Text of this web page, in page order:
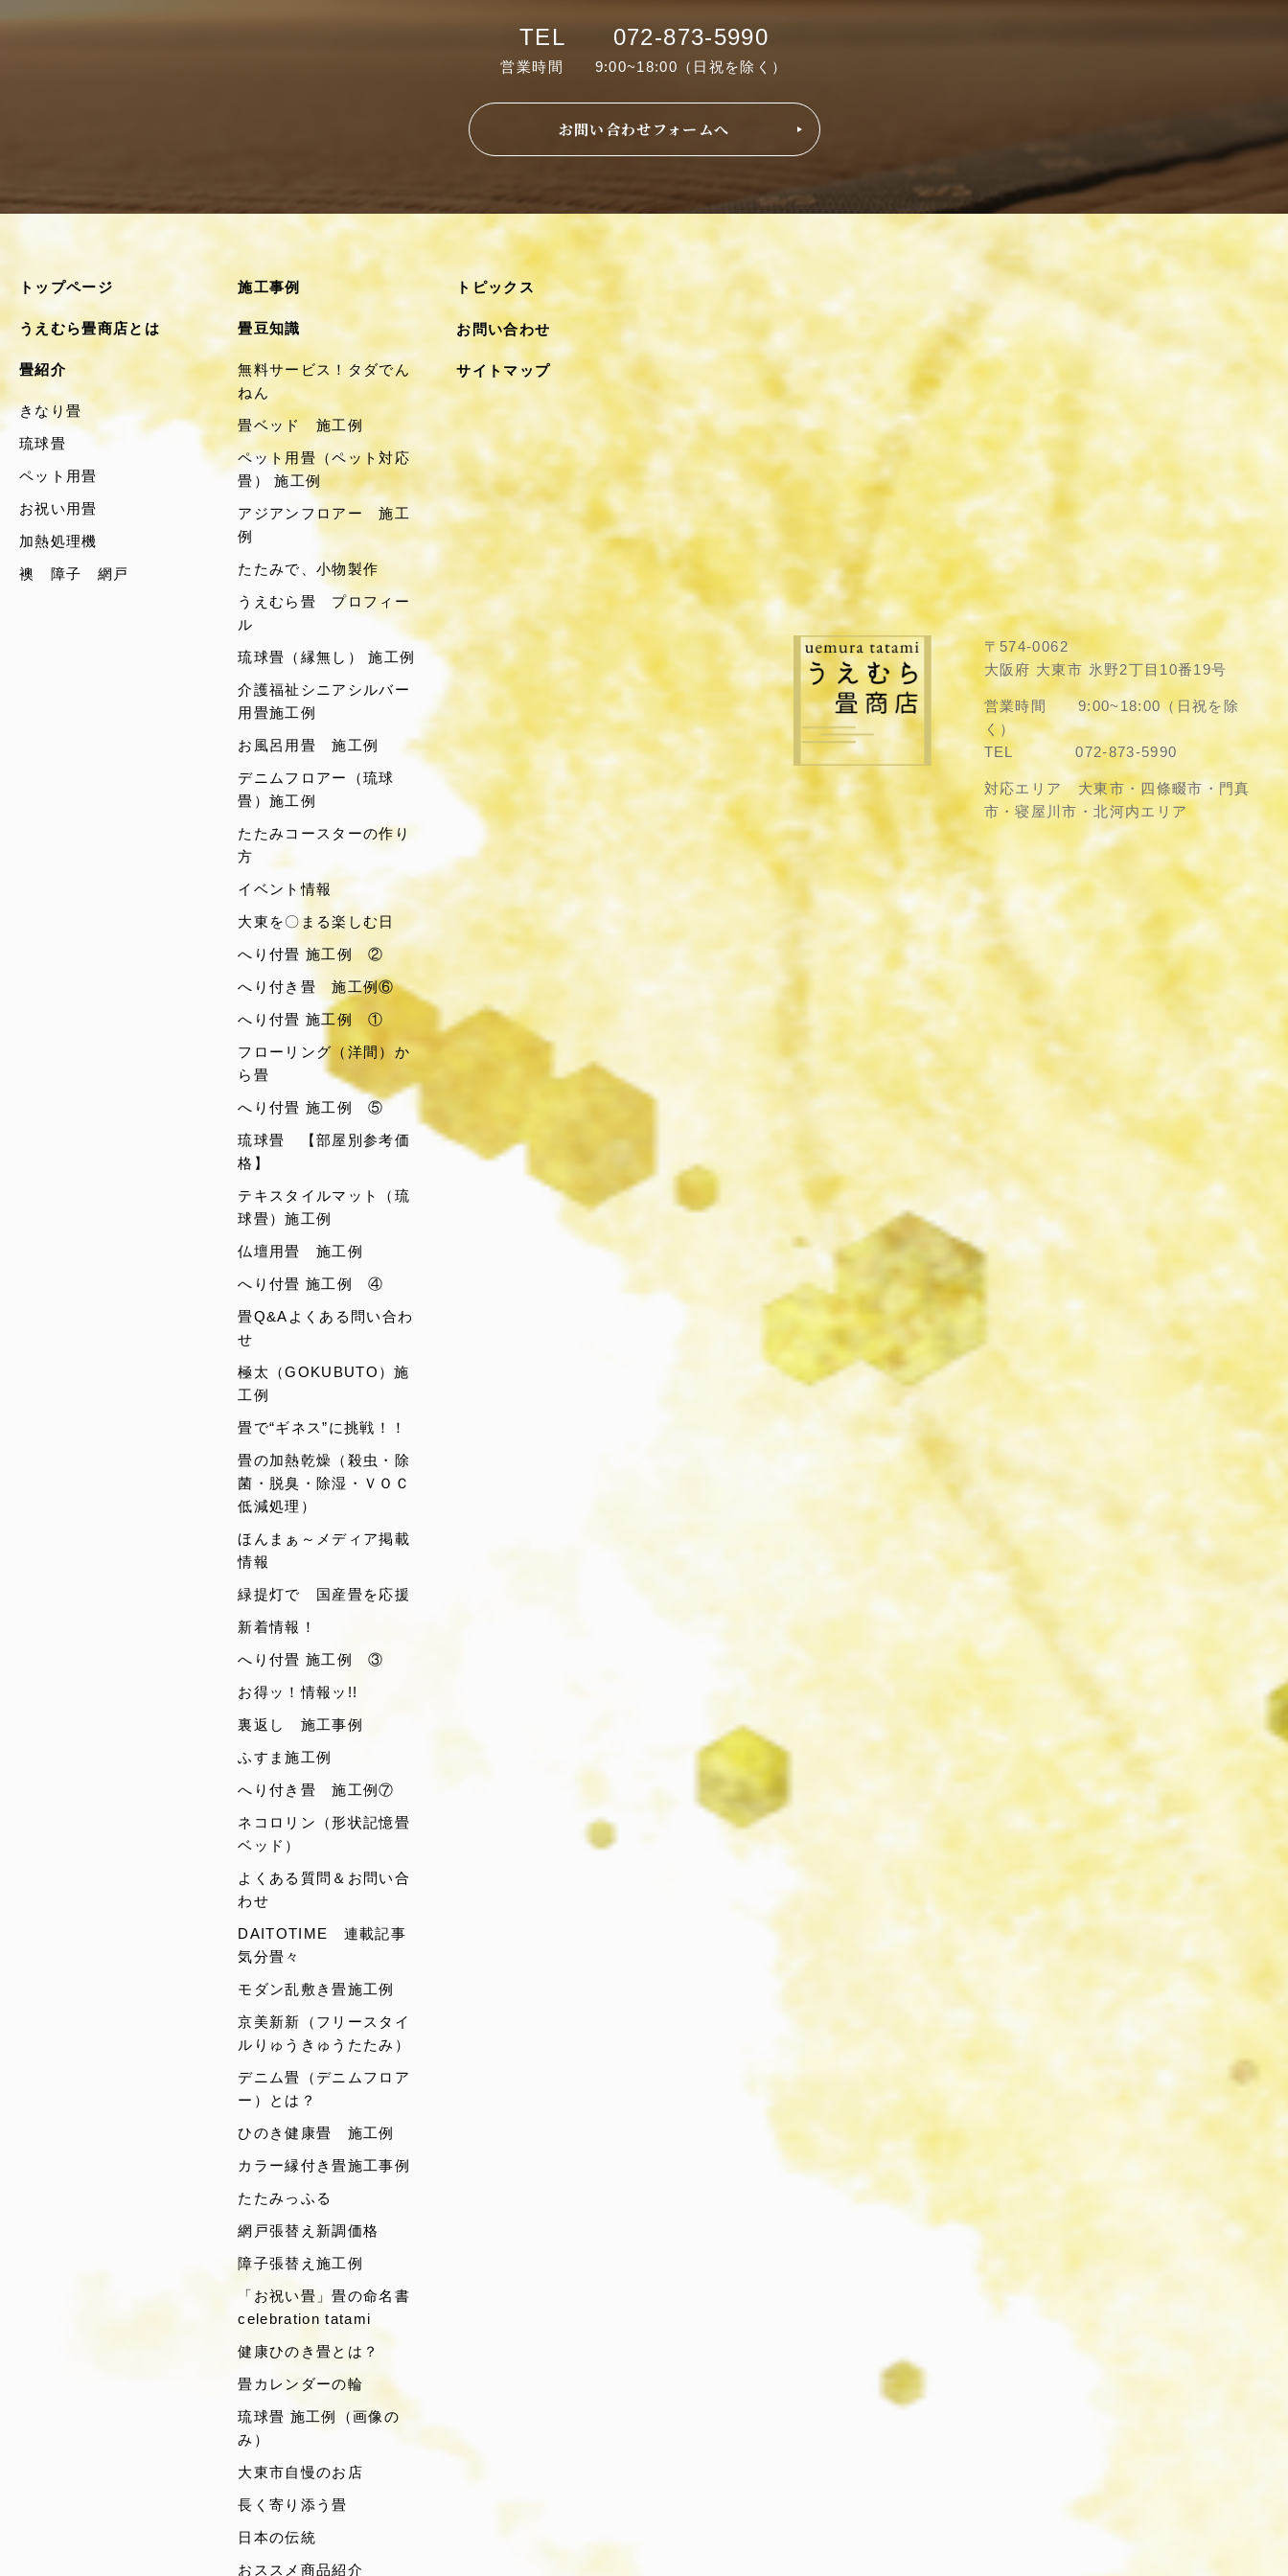
TEL 072-873-5990
営業時間 9:00~18:00（日祝を除く）
お問い合わせフォームへ
トップページ
うえむら畳商店とは
畳紹介
きなり畳
琉球畳
ペット用畳
お祝い用畳
加熱処理機
襖 障子 網戸
施工事例
畳豆知識
無料サービス！タダでん
ねん
畳ベッド 施工例
ペット用畳（ペット対応
畳） 施工例
アジアンフロアー 施工
例
たたみで、小物製作
うえむら畳 プロフィー
ル
琉球畳（縁無し） 施工例
介護福祉シニアシルバー
用畳施工例
お風呂用畳 施工例
デニムフロアー（琉球
畳）施工例
たたみコースターの作り
方
イベント情報
大東を〇まる楽しむ日
へり付畳 施工例 ②
へり付き畳 施工例⑥
へり付畳 施工例 ①
フローリング（洋間）か
ら畳
へり付畳 施工例 ⑤
琉球畳 【部屋別参考価
格】
テキスタイルマット（琉
球畳）施工例
仏壇用畳 施工例
へり付畳 施工例 ④
畳Q&Aよくある問い合わ
せ
極太（GOKUBUTO）施
工例
畳で“ギネス”に挑戦！！
畳の加熱乾燥（殺虫・除
菌・脱臭・除湿・ＶＯＣ
低減処理）
ほんまぁ～メディア掲載
情報
緑提灯で 国産畳を応援
新着情報！
へり付畳 施工例 ③
お得ッ！情報ッ!!
裏返し 施工事例
ふすま施工例
へり付き畳 施工例⑦
ネコロリン（形状記憶畳
ベッド）
よくある質問＆お問い合
わせ
DAITOTIME 連載記事
気分畳々
モダン乱敷き畳施工例
京美新新（フリースタイ
ルりゅうきゅうたたみ）
デニム畳（デニムフロア
ー）とは？
ひのき健康畳 施工例
カラー縁付き畳施工事例
たたみっふる
網戸張替え新調価格
障子張替え施工例
「お祝い畳」畳の命名書
celebration tatami
健康ひのき畳とは？
畳カレンダーの輪
琉球畳 施工例（画像の
み）
大東市自慢のお店
長く寄り添う畳
日本の伝統
おススメ商品紹介
トピックス
お問い合わせ
サイトマップ
〒574-0062
大阪府 大東市 氷野2丁目10番19号
営業時間 9:00~18:00（日祝を除
く）
TEL 072-873-5990
対応エリア 大東市・四條畷市・門真
市・寝屋川市・北河内エリア